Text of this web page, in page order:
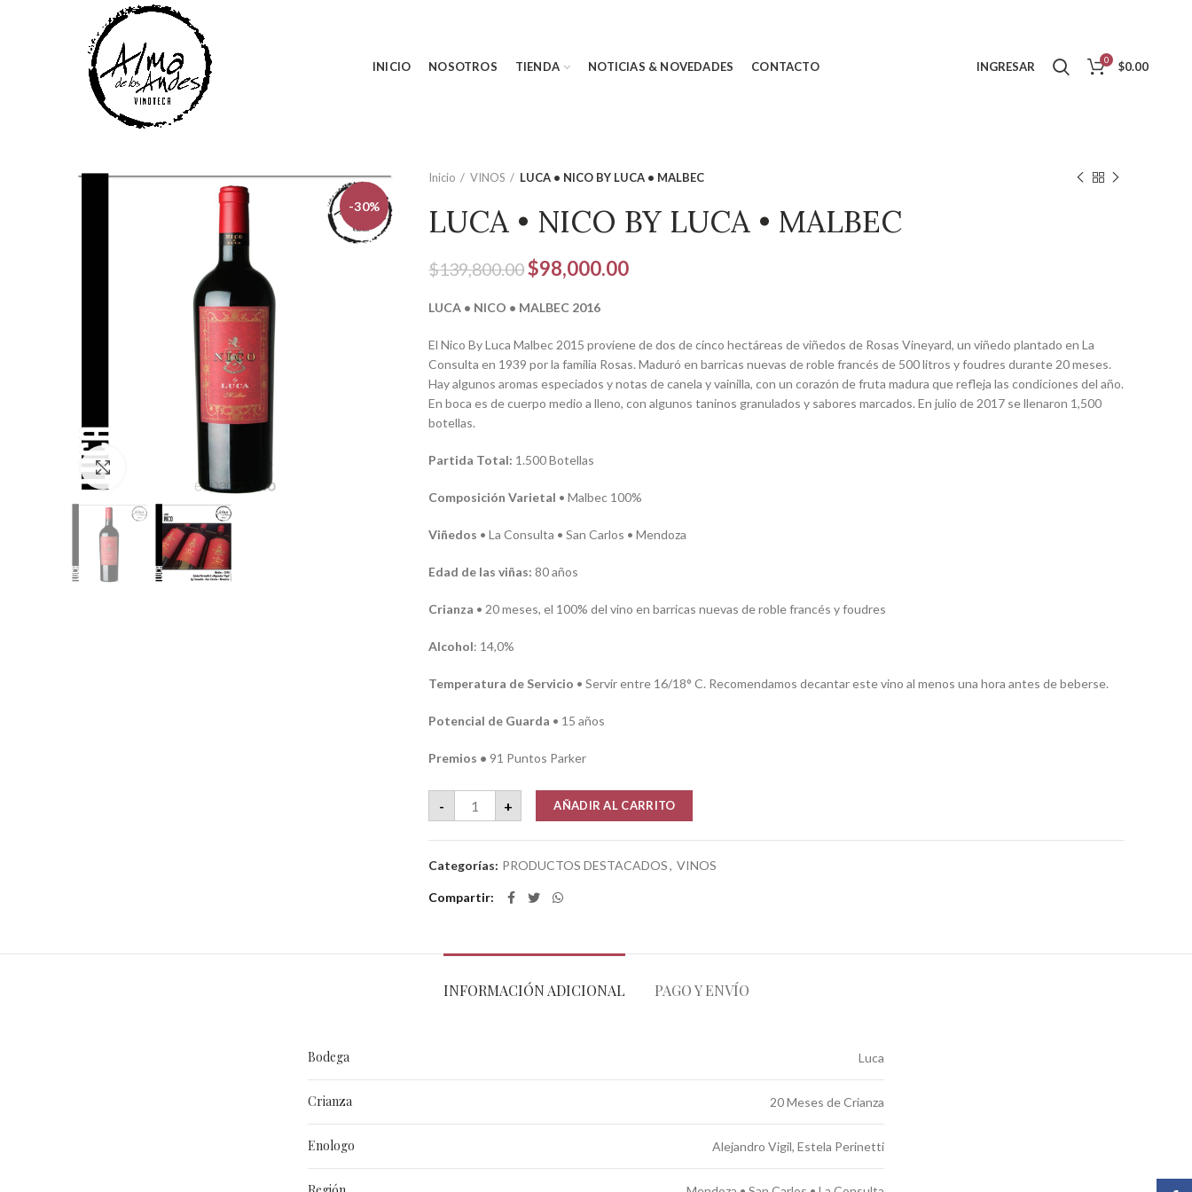
INICIO NOSOTROS TIENDA NOTICIAS & NOVEDADES CONTACTO INGRESAR 0 $0.00
-30%
Clic para ampliar
Inicio VINOS LUCA • NICO BY LUCA • MALBEC
LUCA • NICO BY LUCA • MALBEC
$139,800.00El
original
era:
$139,800.00.
$98,000.00El
es:
$98,000.00.
LUCA • NICO • MALBEC 2016
El Nico By Luca Malbec 2015 proviene de dos de cinco hectáreas de viñedos de Rosas Vineyard, un viñedo plantado en La
Consulta en 1939 por la familia Rosas. Maduró en barricas nuevas de roble francés de 500 litros y foudres durante 20 meses.
Hay algunos aromas especiados y notas de canela y vainilla, con un corazón de fruta madura que refleja las condiciones del año.
En boca es de cuerpo medio a lleno, con algunos taninos granulados y sabores marcados. En julio de 2017 se llenaron 1,500
botellas.
Partida Total: 1.500 Botellas
Composición Varietal • Malbec 100%
Viñedos • La Consulta • San Carlos • Mendoza
Edad de las viñas: 80 años
Crianza • 20 meses, el 100% del vino en barricas nuevas de roble francés y foudres
Alcohol: 14,0%
Temperatura de Servicio • Servir entre 16/18° C. Recomendamos decantar este vino al menos una hora antes de beberse.
Potencial de Guarda • 15 años
Premios • 91 Puntos Parker
-
LUCA • NICO BY LUCA • MALBEC cantidad
+ AÑADIR AL CARRITO
Categorías: PRODUCTOS DESTACADOS, VINOS
Compartir
INFORMACIÓN ADICIONAL PAGO Y ENVÍO
Bodega Luca
Crianza 20 Meses de Crianza
Enologo Alejandro Vigil, Estela Perinetti